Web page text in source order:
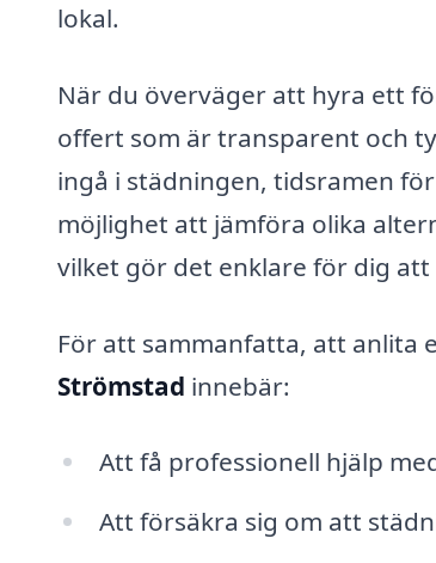
lokal.
När du överväger att hyra ett
offert som är transparent och
ingå i städningen, tidsramen
möjlighet att jämföra olika
vilket gör det enklare för dig
För att sammanfatta, att anlita
Strömstad innebär:
Att få professionell hjälp
Att försäkra sig om att